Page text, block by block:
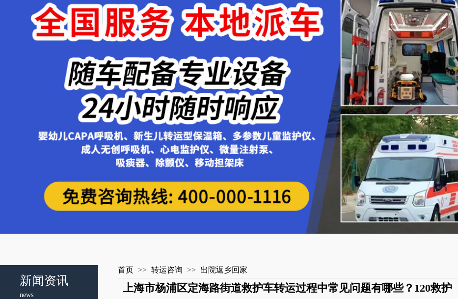
新闻资讯
news
首页 >> 转运咨询 >> 出院返乡回家
上海市杨浦区定海路街道救护车转运过程中常见问题有哪些？120救护